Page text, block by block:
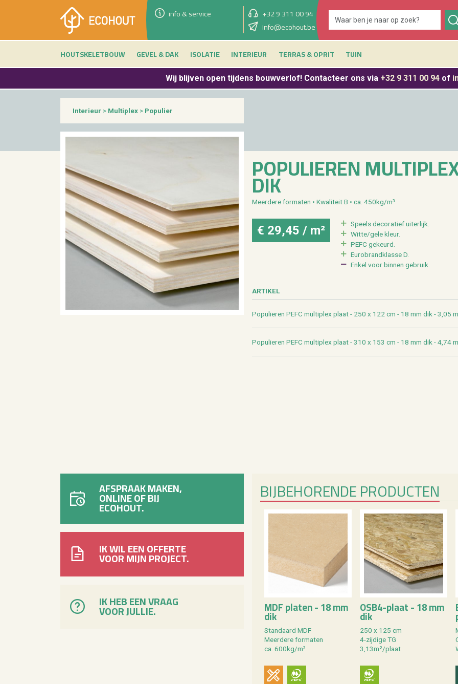
info & service +32 9 311 00 94
showroom morgen
info@ecohout.be
9u - 12u30
HOUTSKELETBOUW
GEVEL & DAK ISOLATIE INTERIEUR TERRAS & OPRIT TUIN
Wij blijven open tijdens bouwverlof! Contacteer ons via +32 9 311 00 94 of
Interieur > Multiplex > Populier
PO­PU­LIE­REN
DIK
Meer­de­re for­ma­ten • Kwa­li­teit B • ca. 450kg/m³
€ 29,45 / m²
Speels de­co­ra­tief ui­ter­lijk.
Witte/gele kleur.
PEFC ge­keurd.
Eu­ro­brand­klas­se D.
Enkel voor bin­nen ge­bruik.
AR­TI­KEL
Po­pu­lie­ren PEFC mul­ti­plex plaat - 250 x 122 cm - 18 mm dik - 3,05
Po­pu­lie­ren PEFC mul­ti­plex plaat - 310 x 153 cm - 18 mm dik - 4,74
AFSPRAAK MAKEN,
ONLINE OF BIJ
ECOHOUT.
IK WIL EEN OFFERTE
VOOR MIJN PROJECT.
IK HEB EEN VRAAG
VOOR JULLIE.
BIJ­BE­HO­REN­DE PRO­DUC­TEN
MDF pla­ten - 18 mm
dik
Stan­daard MDF
Meer­de­re for­ma­ten
ca. 600kg/m³
OSB4-plaat - 18 mm
dik
250 x 125 cm
4-zij­di­ge TG
3,13m²/plaat